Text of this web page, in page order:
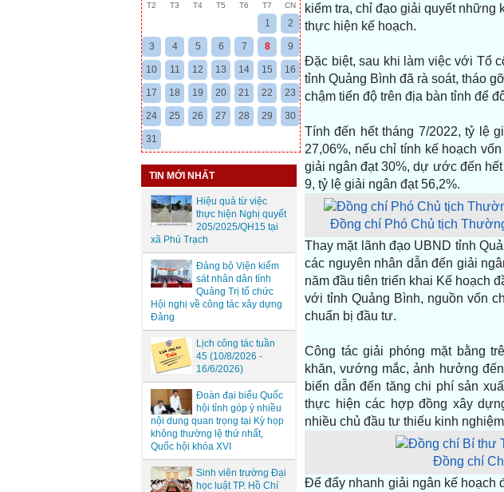
T2 T3 T4 T5 T6 T7 CN
1 2
3 4 5 6 7 8 9
10 11 12 13 14 15 16
17 18 19 20 21 22 23
24 25 26 27 28 29 30
31
TIN MỚI NHẤT
Hiệu quả từ việc
thực hiện Nghị quyết
205/2025/QH15 tại
xã Phú Trạch
Đảng bộ Viện kiểm
sát nhân dân tỉnh
Quảng Trị tổ chức
Hội nghị về công tác xây dựng
Đảng
Lịch công tác tuần
45 (10/8/2026 -
16/6/2026)
Đoàn đại biểu Quốc
hội tỉnh góp ý nhiều
nội dung quan trọng tại Kỳ họp
không thường lệ thứ nhất,
Quốc hội khóa XVI
Sinh viên trường Đại
học luật TP. Hồ Chí
kiểm tra, chỉ đạo giải quyết những
thực hiện kế hoạch.
Đặc biệt, sau khi làm việc với Tổ
tỉnh Quảng Bình đã rà soát, tháo
chậm tiến độ trên địa bàn tỉnh để
Tính đến hết tháng 7/2022, tỷ lệ
27,06%, nếu chỉ tính kế hoạch
giải ngân đạt 30%, dự ước đến
9, tỷ lệ giải ngân đạt 56,2%.
Đồng chí Phó Chủ tịch
Thay mặt lãnh đạo UBND tỉnh
các nguyên nhân dẫn đến giải
năm đầu tiên triển khai Kế hoạch
với tỉnh Quảng Bình, nguồn vốn
chuẩn bị đầu tư.
Công tác giải phóng mặt bằng
khăn, vướng mắc, ảnh hưởng
biến dẫn đến tăng chi phí sản
thực hiện các hợp đồng xây
nhiều chủ đầu tư thiếu kinh
Đồng chí
Để đẩy nhanh giải ngân kế hoạch